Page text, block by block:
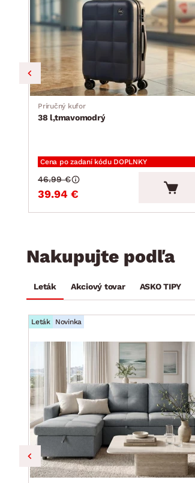
Príručný kufor
38 l,tmavomodrý
Cena po zadaní kódu DOPLNKY
39.94 €
46.99 €
Nakupujte podľa
Leták Akciový tovar ASKO TIPY
Leták Novinka